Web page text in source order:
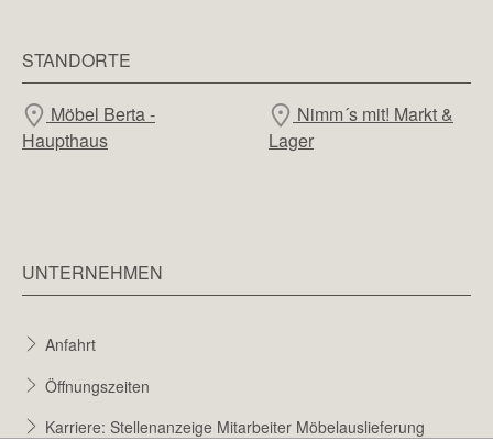
STANDORTE
Möbel Berta -
Haupthaus
Nimm´s mit! Markt &
Lager
UNTERNEHMEN
Anfahrt
Öffnungszeiten
Karriere: Stellenanzeige Mitarbeiter Möbelauslieferung